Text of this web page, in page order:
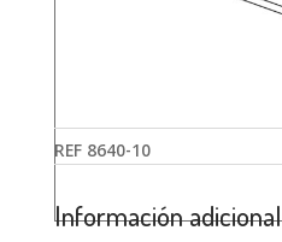
REF 8640-10
Información adicional